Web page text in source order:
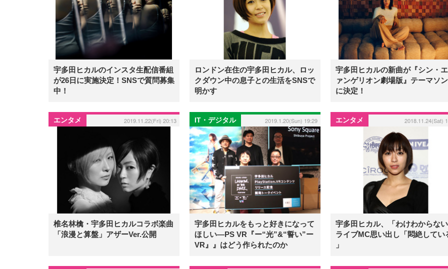
宇多田ヒカルのインスタ生配信番組
が26日に実施決定！SNSで質問募集
中！
ロンドン在住の宇多田ヒカル、ロッ
クダウン中の息子との生活をSNSで
明かす
宇多田ヒカルの新曲が『シン・
ァンゲリオン劇場版』テーマソ
に決定！
エンタメ 2019.11.22(Fri) 20:13
椎名林檎・宇多田ヒカルコラボ楽曲
「浪漫と算盤」アザーVer.公開
IT・デジタル 2019.1.20(Sun) 19:29
宇多田ヒカルをもっと好きになって
ほしい―PS VR『ー“光”&“誓い”ー
VR』』はどう作られたのか
エンタメ 2018.11.24(Sat)
宇多田ヒカル、「わけわからない
ライブMC思い出し「悶絶してい
」